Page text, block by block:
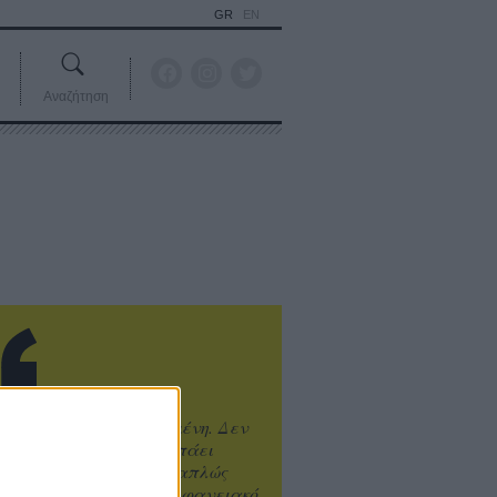
GR EN
Αναζήτηση
είναι υπερτιμημένη. Δεν
καλύτερο, δεν σε πάει
η επιτυχία. Είναι απλώς